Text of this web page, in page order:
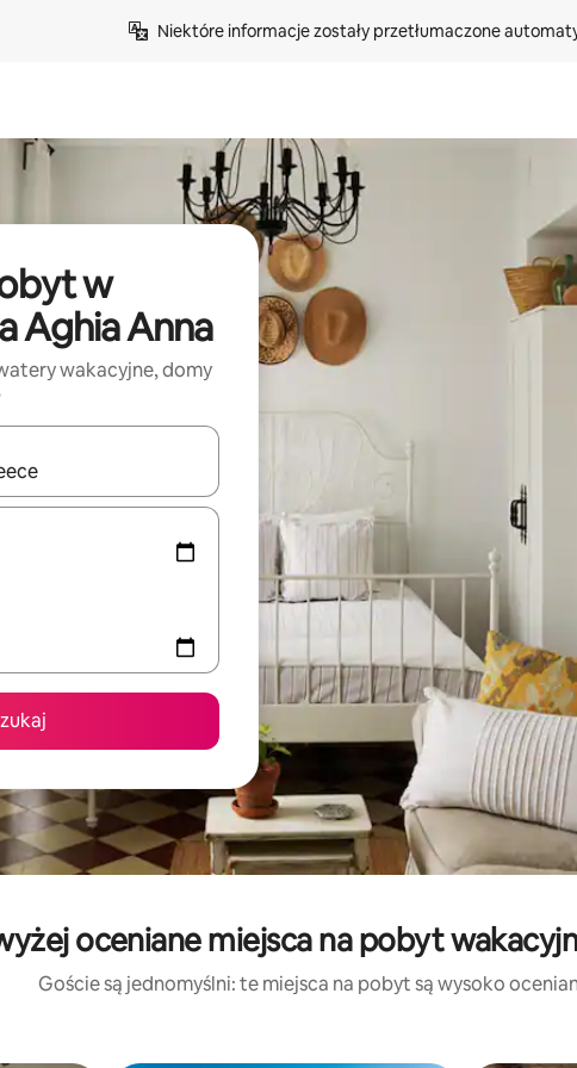
Niektóre informacje zostały przetłumaczone
w
Aghia Anna
wakacyjne, domy
możesz poruszać się po nich za pomocą klawiszy strzałek w górę i w
oceniane miejsca na pobyt
Goście są jednomyślni: te miejsca na pobyt są wysoko